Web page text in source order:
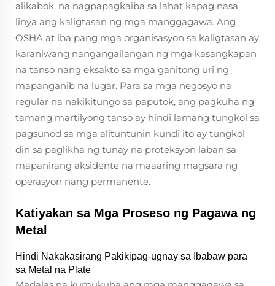
alikabok, na nagpapagkaiba sa lahat kapag nasa
linya ang kaligtasan ng mga manggagawa. Ang
OSHA at iba pang mga organisasyon sa kaligtasan ay
karaniwang nangangailangan ng mga kasangkapan
na tanso nang eksakto sa mga ganitong uri ng
mapanganib na lugar. Para sa mga negosyo na
regular na nakikitungo sa paputok, ang pagkuha ng
tamang martilyong tanso ay hindi lamang tungkol sa
pagsunod sa mga alituntunin kundi ito ay tungkol
din sa paglikha ng tunay na proteksyon laban sa
mapanirang aksidente na maaaring magsara ng
operasyon nang permanente.
Katiyakan sa Mga Proseso ng Pagawa ng
Metal
Hindi Nakakasirang Pakikipag-ugnay sa Ibabaw para
sa Metal na Plate